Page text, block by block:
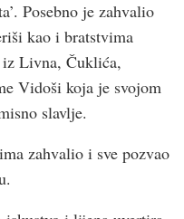
Posebno je zahvalio
kao i bratstvima
iz Livna, Čuklića,
Vidoši koja je svojom
slavlje.
zahvalio i sve pozvao